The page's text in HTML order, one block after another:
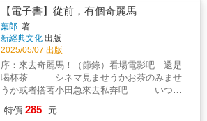
觀（如《火燒紅蓮寺》）、階級差異的愛情悲
劇或家庭倫理劇。而台灣的在地通俗文化維繫
了這兩類電影的人氣，如《三六九小報》將電
影化為小說連載、蘭記書局販賣武俠小說與連
環畫。 1927年美國好萊塢第一部有聲電影
《爵士歌手》問世，標示著電影進入有聲電影
的年代，在台灣則是有聲與默片共存。隨著日
本電影進入有聲時代，電影館也加裝新設備。
雖然上海電影都是默片，但辯士的言說、加上
描述一群參加行進管樂隊的高中生，面臨社團
存廢危機之際，決定用音樂進行革命、不顧一
切奮起追尋自己夢想的故事！改編自建中樂旗
隊的真實故事，由牧森、劉育仁、余杰恩三位
新人主演，電影在行進管樂的震撼與魅力中，
喚起每個人心中曾有過的自我找尋與掙扎抉
擇，創造出不分世代的青春共鳴。本書訪談創
作團隊、劇組成員和三位主要演員，暢談製作
過程的幕前幕後與甘苦心情，同時收錄劇中精
【電子書】從前，有個奇麗馬
葉郎 著
新經典文化 出版
2025/05/07 出版
序：來去奇麗馬！（節錄）看場電影吧 還是
喝杯茶 シネマ見ませうかお茶のみませ
うか或者搭著小田急來去私奔吧 いつそ
的 変る新宿 あの武蔵野の月兒會從百
特價 285 元